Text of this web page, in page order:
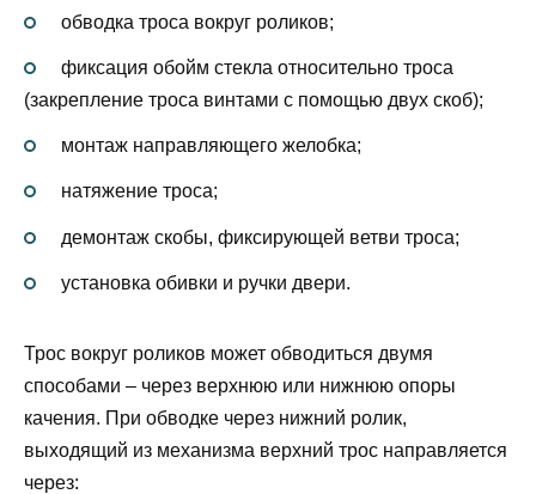
обводка троса вокруг роликов;
фиксация обойм стекла относительно троса
(закрепление троса винтами с помощью двух скоб);
монтаж направляющего желобка;
натяжение троса;
демонтаж скобы, фиксирующей ветви троса;
установка обивки и ручки двери.
Трос вокруг роликов может обводиться двумя
способами – через верхнюю или нижнюю опоры
качения. При обводке через нижний ролик,
выходящий из механизма верхний трос направляется
через: